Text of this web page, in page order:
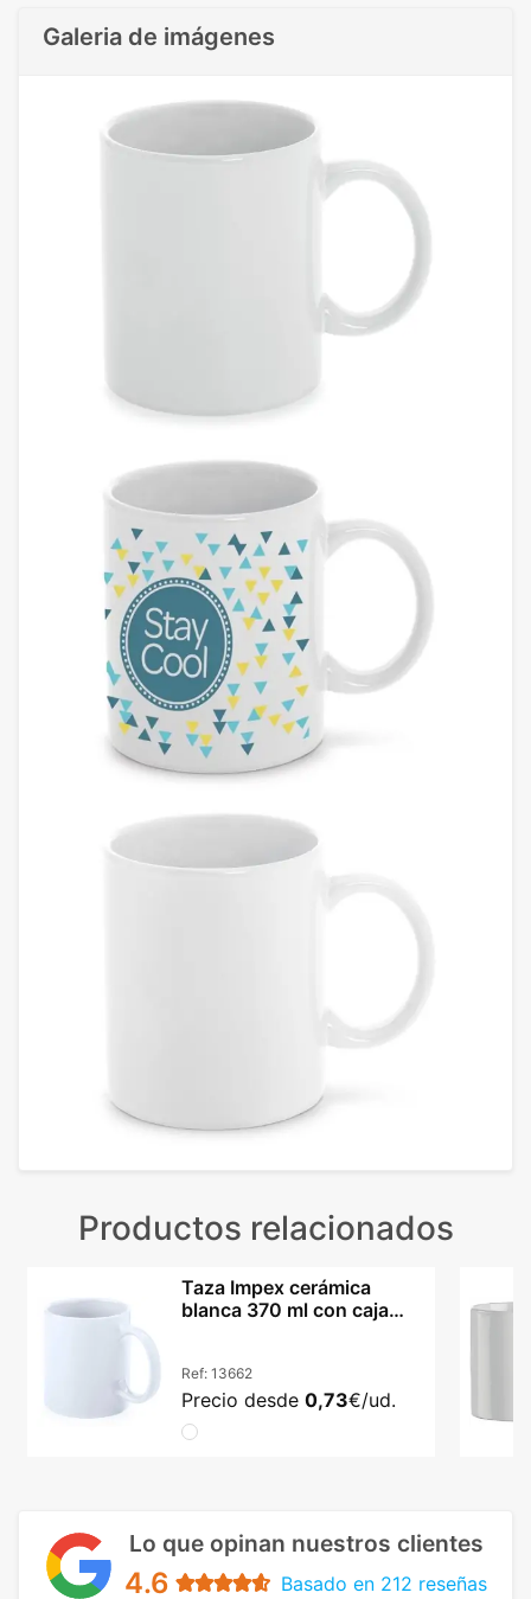
Galeria de imágenes
Productos relacionados
Taza Impex cerámica
blanca 370 ml con caja
Ref: 13662
Precio desde 0,73€/ud.
Lo que opinan nuestros clientes
4.6 Basado en 212 reseñas